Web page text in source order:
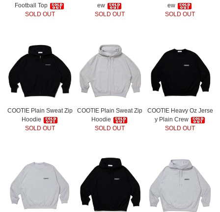
Football Top
SOLD OUT
ew
SOLD OUT
ew
SOLD OUT
COOTIE Plain Sweat Zip
Hoodie
SOLD OUT
COOTIE Plain Sweat Zip
Hoodie
SOLD OUT
COOTIE Heavy Oz Jerse
y Plain Crew
SOLD OUT